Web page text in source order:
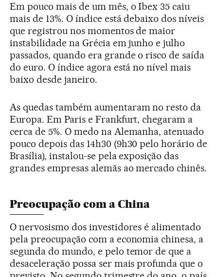
Em pouco mais de um mês, o Ibex 35 caiu
mais de 13%. O índice está debaixo dos níveis
que registrou nos momentos de maior
instabilidade na Grécia em junho e julho
passados, quando era grande o risco de saída
do euro. O índice agora está no nível mais
baixo desde janeiro.
As quedas também aumentaram no resto da
Europa. Em Paris e Frankfurt, chegaram a
cerca de 5%. O medo na Alemanha, atenuado
pouco depois das 14h30 (9h30 pelo horário de
Brasília), instalou-se pela exposição das
grandes empresas alemãs ao mercado chinês.
Preocupação com a China
O nervosismo dos investidores é alimentado
pela preocupação com a economia chinesa, a
segunda do mundo, e pelo temor de que a
desaceleração possa ser mais profunda que o